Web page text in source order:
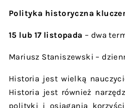
Polityka historyczna
15 lub 17 listopada – dwa
Mariusz Staniszewski –
Historia jest wielką
Historia jest również
polityki i osiągania